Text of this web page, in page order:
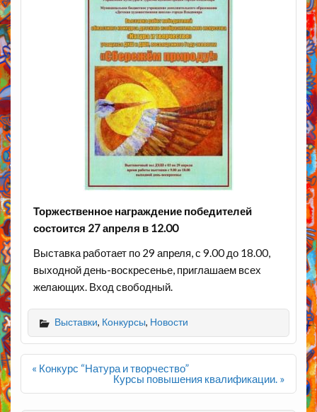
Торжественное награждение победителей
состоится 27 апреля в 12.00
Выставка работает по 29 апреля, с 9.00 до 18.00,
выходной день-воскресенье, приглашаем всех
желающих. Вход свободный.
Выставки, Конкурсы, Новости
Навигация
« Конкурс “Натура и творчество”
Курсы повышения квалификации. »